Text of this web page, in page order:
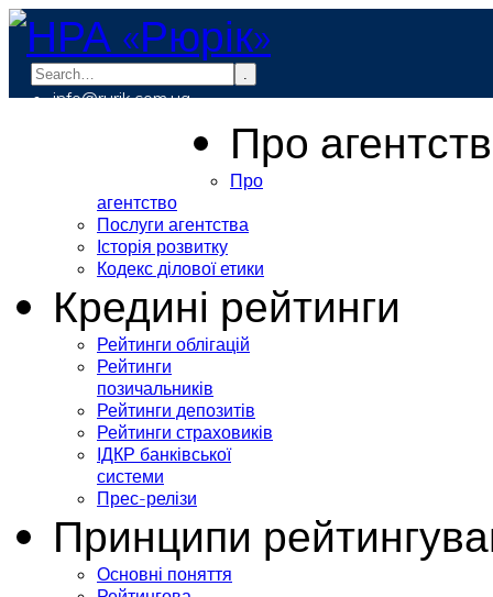
.
info@rurik.com.ua
Про
Про
агентство
Послуги агентства
Історія розвитку
Кодекс ділової етики
Кредині рейтинги
Рейтинги облігацій
Рейтинги
позичальників
Рейтинги депозитів
Рейтинги страховиків
ІДКР банківської
системи
Прес-релізи
Принципи
Основні поняття